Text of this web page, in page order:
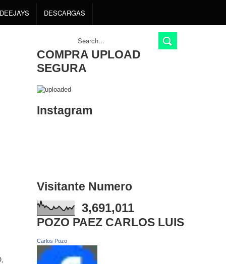
DEEJAYS DESCARGAS
COMPRA UPLOAD
SEGURA
Instagram
Visitante Numero
3,691,011
POZO PAEZ CARLOS LUIS
Carlos Pozo